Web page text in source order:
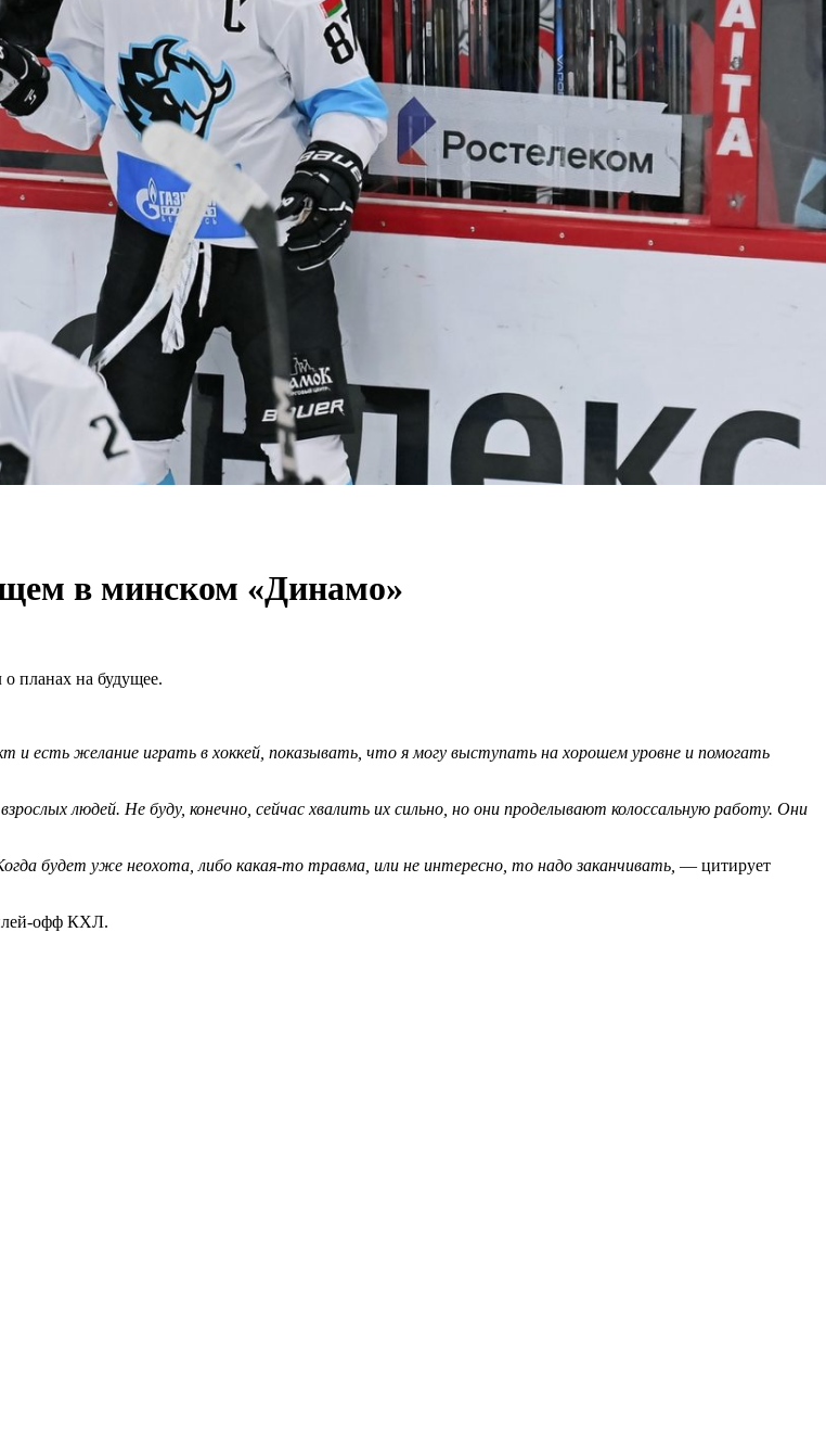
в минском «Динамо»
планах на будущее.
и есть желание играть в хоккей, показывать, что я могу выступать на хорошем уровне и помогать
людей. Не буду, конечно, сейчас хвалить их сильно, но они проделывают колоссальную работу. Они
будет уже неохота, либо какая-то травма, или не интересно, то надо заканчивать, — цитирует
офф КХЛ.